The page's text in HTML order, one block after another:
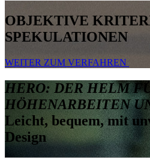
OBJEKTIVE
SPEKULATIONEN
WEITER ZUM VERFAHREN
HERO: DER HELM
HÖHENARBEITEN
Leicht, bequem, mit
Design